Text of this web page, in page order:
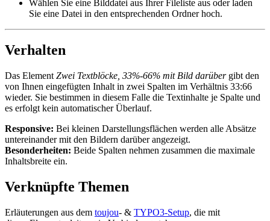
Wählen Sie eine Bilddatei aus Ihrer Fileliste aus oder laden
Sie eine Datei in den entsprechenden Ordner hoch.
Verhalten
Das Element Zwei Textblöcke, 33%-66% mit Bild darüber gibt den
von Ihnen eingefügten Inhalt in zwei Spalten im Verhältnis 33:66
wieder. Sie bestimmen in diesem Falle die Textinhalte je Spalte und
es erfolgt kein automatischer Überlauf.
Responsive: Bei kleinen Darstellungsflächen werden alle Absätze
untereinander mit den Bildern darüber angezeigt.
Besonderheiten: Beide Spalten nehmen zusammen die maximale
Inhaltsbreite ein.
Verknüpfte Themen
Erläuterungen aus dem toujou- & TYPO3-Setup, die mit